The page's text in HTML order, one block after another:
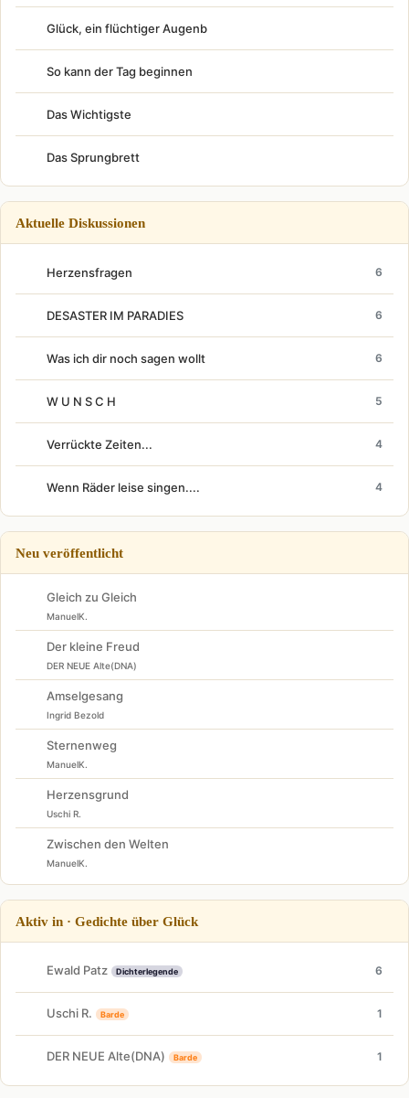
Glück, ein flüchtiger Augenb
So kann der Tag beginnen
Das Wichtigste
Das Sprungbrett
Aktuelle Diskussionen
Herzensfragen 6
DESASTER IM PARADIES 6
Was ich dir noch sagen wollt 6
W U N S C H 5
Verrückte Zeiten... 4
Wenn Räder leise singen.... 4
Neu veröffentlicht
Gleich zu Gleich
ManuelK.
Der kleine Freud
DER NEUE Alte(DNA)
Amselgesang
Ingrid Bezold
Sternenweg
ManuelK.
Herzensgrund
Uschi R.
Zwischen den Welten
ManuelK.
Aktiv in · Gedichte über Glück
Ewald Patz Dichterlegende 6
Uschi R. Barde 1
DER NEUE Alte(DNA) Barde 1